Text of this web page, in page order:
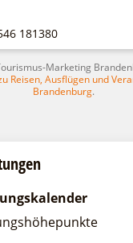
Heide
Schwielochsee
Erholungsort
181380
Marketing
Reisen, Ausflügen und
Brandenburg.